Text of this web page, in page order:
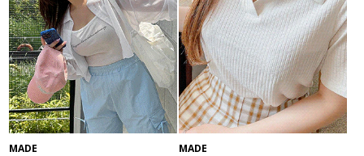
MADE MADE